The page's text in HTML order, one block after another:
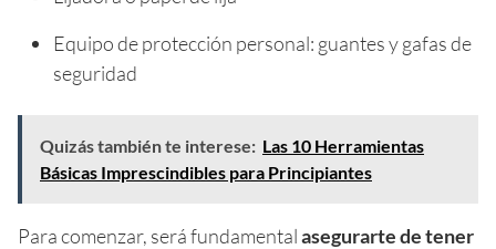
Equipo de protección personal: guantes y gafas de
seguridad
Quizás también te interese: Las 10 Herramientas
Básicas Imprescindibles para Principiantes
Para comenzar, será fundamentalasegurarte de tener